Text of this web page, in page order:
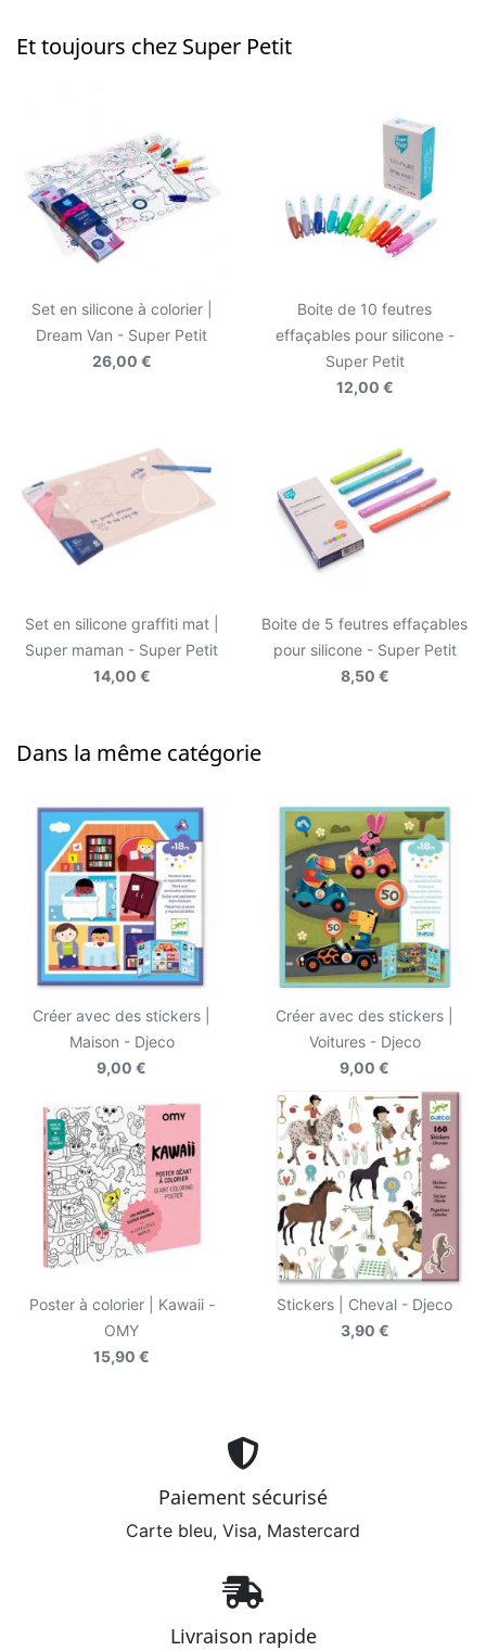
Et toujours chez Super Petit
Set en silicone à colorier |
Dream Van - Super Petit
26,00 €
Boite de 10 feutres
effaçables pour silicone -
Super Petit
12,00 €
Set en silicone graffiti mat |
Super maman - Super Petit
14,00 €
Boite de 5 feutres effaçables
pour silicone - Super Petit
8,50 €
Dans la même catégorie
Créer avec des stickers |
Maison - Djeco
9,00 €
Créer avec des stickers |
Voitures - Djeco
9,00 €
Poster à colorier | Kawaii -
OMY
15,90 €
Stickers | Cheval - Djeco
3,90 €
Paiement sécurisé
Carte bleu, Visa, Mastercard
Livraison rapide